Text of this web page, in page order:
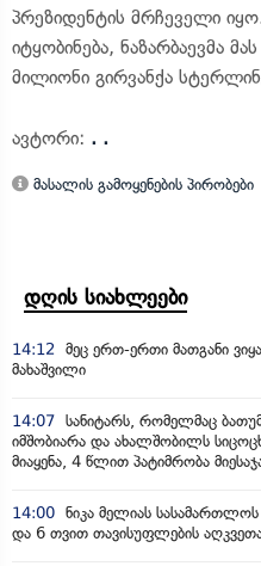
პრეზიდენტის მრჩეველი
იტყობინება, ნაზარბაევმა
მილიონი გირვანქა
ავტორი: . .
მასალის გამოყენების პირობები
დღის სიახლეები
14:12
მეც ერთ-ერთი მათგანი
მახაშვილი
14:07 სანიტარს, რომელმაც
იმშობიარა და ახალშობილს
მიაყენა, 4 წლით პატიმრობა
14:00 ნიკა მელიას
და 6 თვით თავისუფლების აღკვეთა